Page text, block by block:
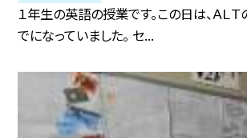
１年生の英語の授業です。この日は、ＡＬ
でになっていました。 セ...